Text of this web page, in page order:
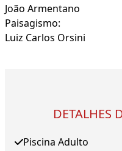
João Armentano
Paisagismo:
Luiz Carlos Orsini
DETALHES
Piscina Adulto